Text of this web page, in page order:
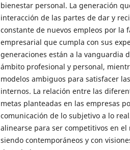
bienestar personal. La generación
interacción de las partes de dar y
constante de nuevos empleos por la
empresarial que cumpla con sus
generaciones están a la vanguardia
ámbito profesional y personal,
modelos ambiguos para satisfacer
internos. La relación entre las
metas planteadas en las empresas
comunicación de lo subjetivo a lo
alinearse para ser competitivos en
siendo contemporáneos y con